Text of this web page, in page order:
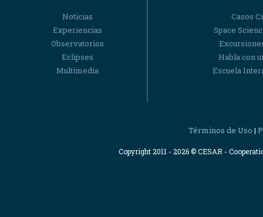
Noticias
Experiencias
Observatorios
Eclipses
Multimedia
Casos
Space
Habla con
Escuela
Términos de Uso |
Copyright 2011 - 2026 © CESAR -